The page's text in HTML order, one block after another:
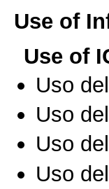
Use of
Use of
Uso
Uso
Uso
Uso